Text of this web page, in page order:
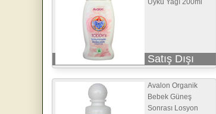
Uyku Yağı 200ml
Satış Dışı
Avalon Organik
Bebek Güneş
Sonrası Losyon